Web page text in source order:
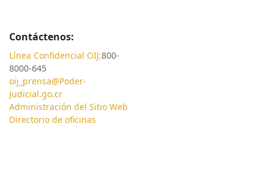
Contáctenos:
Línea Confidencial OIJ:800-
8000-645
oij_prensa@Poder-
Judicial.go.cr
Administración del Sitio Web
Directorio de oficinas